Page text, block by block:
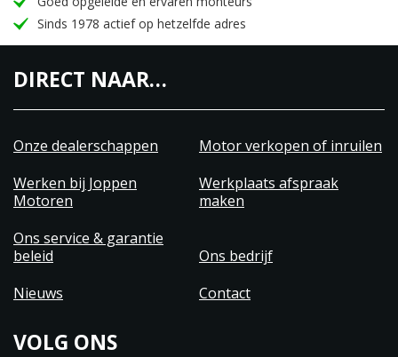
Sinds 1978 actief op hetzelfde adres
DIRECT NAAR…
Onze dealerschappen
Motor verkopen of inruilen
Werken bij Joppen
Motoren
Werkplaats afspraak
maken
Ons service & garantie
beleid
Ons bedrijf
Nieuws
Contact
VOLG ONS